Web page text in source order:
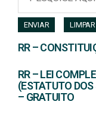
ENVIAR LIMPAR
RR –
RR – LEI
(ESTATUTO DOS
– GRATUITO